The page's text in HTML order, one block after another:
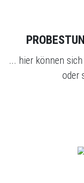
... hier können
oder